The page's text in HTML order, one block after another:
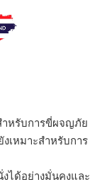
หรับการขี่ผจญภัย
เหมาะสำหรับการ
งได้อย่างมั่นคงและ